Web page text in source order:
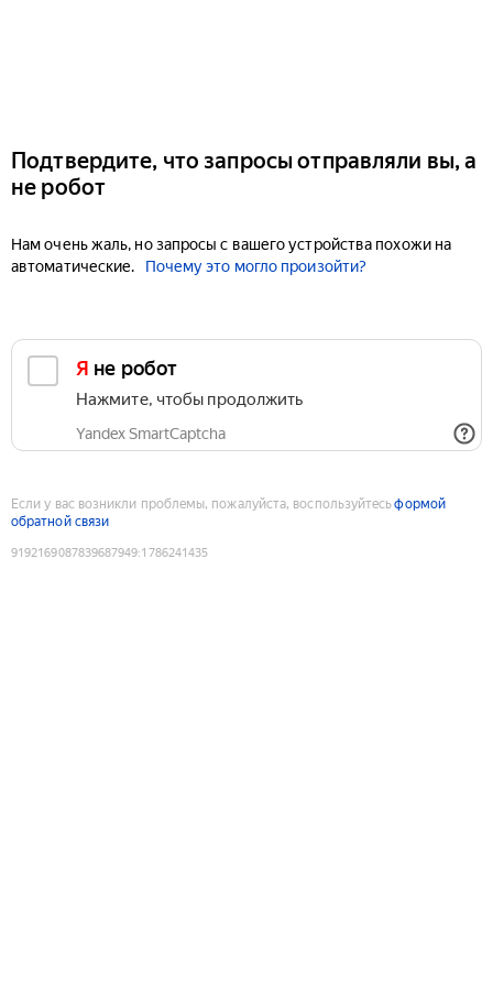
Подтвердите, что запросы отправляли вы, а
не робот
Нам очень жаль, но запросы с вашего устройства похожи на
автоматические.
Почему это могло произойти?
Я не робот
Нажмите, чтобы продолжить
Yandex SmartCaptcha
Если у вас возникли проблемы, пожалуйста, воспользуйтесьформой
обратной связи
9192169087839687949:1786241435